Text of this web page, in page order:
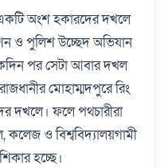
একটি অংশ হকারদের দখলে
ও পুলিশ উচ্ছেদ অভিযান
পর সেটা আবার দখল
মোহাম্মদপুরে রিং
দখলে। ফলে পথচারীরা
কলেজ ও বিশ্ববিদ্যালয়গামী
হচ্ছে।